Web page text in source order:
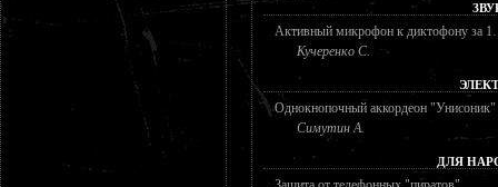
Активный микрофон к диктофону за
Кучеренко С.
Однокнопочный аккордеон "Унисоник"
Симутин А.
ДЛЯ